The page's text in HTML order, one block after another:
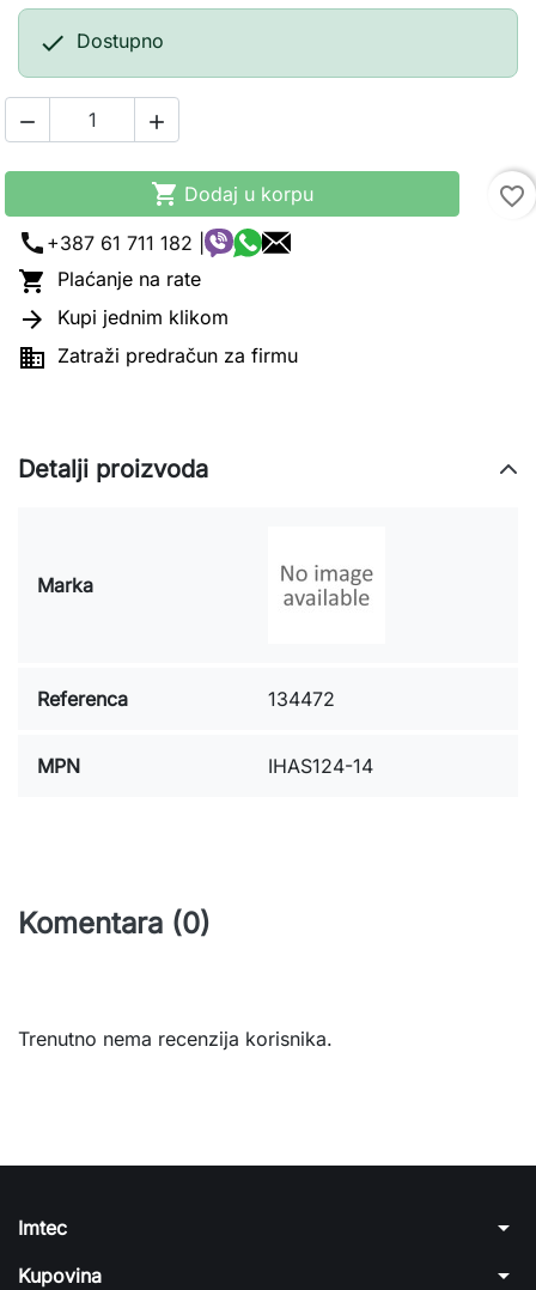
 Dostupno
 
 Dodaj u korpu
favorite_border
call +387 61 711 182 |
 Plaćanje na rate
 Kupi jednim klikom
 Zatraži predračun za firmu
Detalji proizvoda
Marka
Referenca 134472
MPN IHAS124-14
Komentara (0)
Trenutno nema recenzija korisnika.
Imtec arrow_drop_down
Kupovina arrow_drop_down